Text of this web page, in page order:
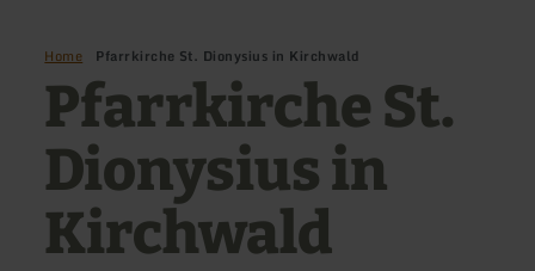
Home Pfarrkirche St. Dionysius in Kirchwald
Pfarrkirche St.
Dionysius in
Kirchwald